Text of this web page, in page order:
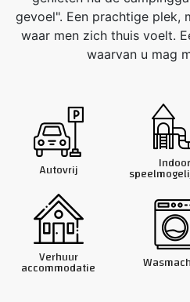
gevoel". Een prachtige plek,
waar men zich thuis voelt.
waarvan u mag
Autovrij Indoor
Verhuur
accommodatie